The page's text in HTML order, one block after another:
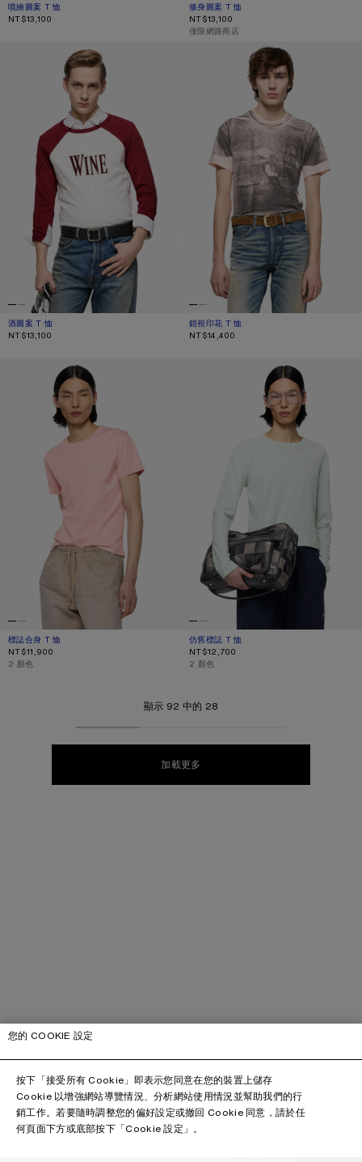
噴繪圖案 T 恤
目前顏色： 藏紅花黃
價格：NT$13,100。
NT$13,100
修身圖案 T 恤
目前顏色： 蠟粉色
價格：NT$13,100。
NT$13,100
,僅限網路商店
酒圖案 T 恤
目前顏色： 酒紅色/白色
價格：NT$13,100。
NT$13,100
錯視印花 T 恤
目前顏色： 粉色／灰色
價格：NT$14,400。
NT$14,400
標誌合身 T 恤
目前顏色： 淡粉色
價格：NT$11,900。
NT$11,900
,2 顏色
仿舊標誌 T 恤
目前顏色： 淡薄荷綠
價格：NT$12,700。
NT$12,700
,2 顏色
顯示 92 中的 28
加載更多
您的 COOKIE 設定
按下「接受所有 Cookie」即表示您同意在您的裝置上儲存
Cookie 以增強網站導覽情況、分析網站使用情況並幫助我們的行
銷工作。若要隨時調整您的偏好設定或撤回 Cookie 同意，請於任
何頁面下方或底部按下「Cookie 設定」。